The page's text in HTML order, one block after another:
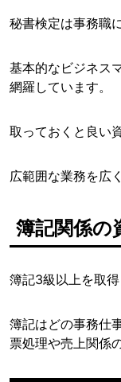
秘書検定は事務職
基本的なビジネス
網羅しています。
取っておくと良い
広範囲な業務を広
簿記関係の
簿記3級以上を取得
簿記はどの事務仕
票処理や売上関係